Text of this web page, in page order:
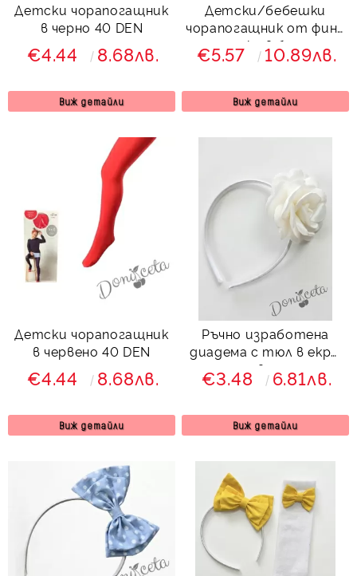
Детски чорапогащник
в черно 40 DEN
€4.44 8.68лв.
Виж детайли
Детски/бебешки
чорапогащник от фина
плетка в бордо
€5.57 10.89лв.
Виж детайли
Детски чорапогащник
в червено 40 DEN
€4.44 8.68лв.
Виж детайли
Ръчно изработена
диадема с тюл в екрю
с цвете
€3.48 6.81лв.
Виж детайли